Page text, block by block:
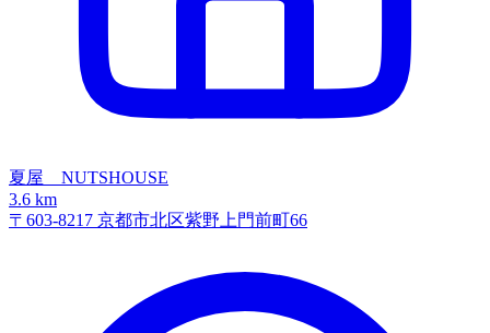
夏屋 NUTSHOUSE
3.6 km
〒603-8217 京都市北区紫野上門前町66